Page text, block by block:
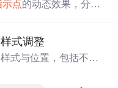
示点的动态效果，分享
式调整
式与位置，包括不同